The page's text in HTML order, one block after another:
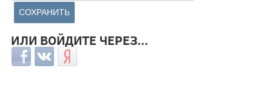
ИЛИ ВОЙДИТЕ ЧЕРЕЗ...
Login with Facebook
Login with ВКонтакте
Login with Яндекс